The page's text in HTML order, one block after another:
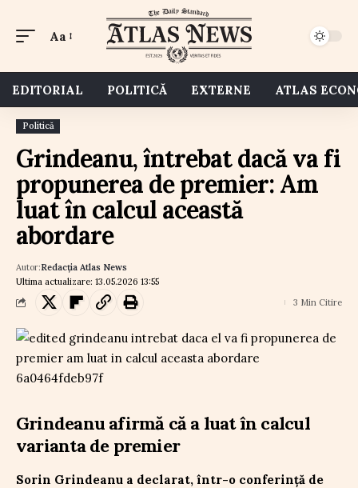
Aa
EDITORIAL POLITICĂ EXTERNE ATLAS
Politică
Grindeanu, întrebat dacă va fi
propunerea de premier: Am
luat în calcul această
abordare
Ultima actualizare: 13.05.2026 13:55
Autor:Redacția Atlas News
3 Min Citire
Grindeanu afirmă că a luat în calcul
varianta de premier
Sorin Grindeanu a declarat, într-o conferință de